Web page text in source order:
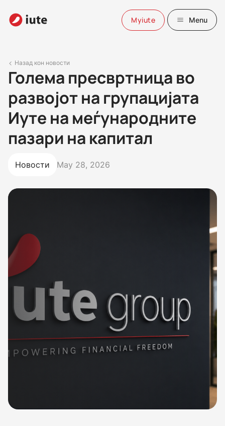
Myiute Menu
Назад кон новости
Голема пресвртница во
развојот на групацијата
Иуте на меѓународните
пазари на капитал
Новости May 28, 2026